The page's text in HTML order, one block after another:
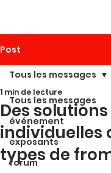
Post
Tous les messages
événement
exposants
forum
Tous les messages
Des
individuelles
types de
1 min de lecture